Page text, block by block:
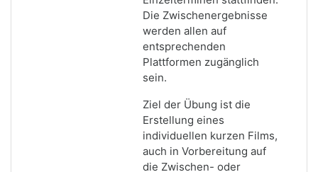
Die Zwischenergebnisse
werden allen auf
entsprechenden
Plattformen zugänglich
sein.
Ziel der Übung ist die
Erstellung eines
individuellen kurzen Films,
auch in Vorbereitung auf
die Zwischen- oder